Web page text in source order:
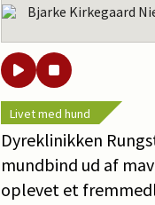
Bjarke Kirkegaard
Livet med hund
Dyreklinikken
mundbind ud af
oplevet et